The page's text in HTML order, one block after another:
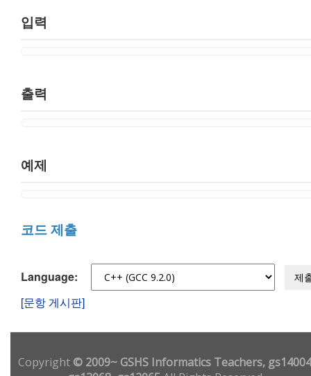
입력
출력
예제
코드 제출
Language: 제
[문항 게시판]
Copyright© 2009~ GSHS Informatics Teachers,